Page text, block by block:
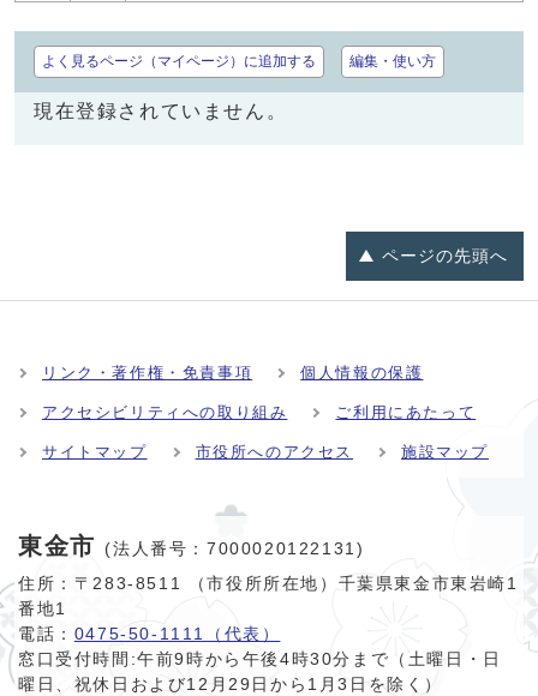
よく見るページ（マイページ）に追加する 編集・使い方
現在登録されていません。
ページの先頭へ
リンク・著作権・免責事項 個人情報の保護
アクセシビリティへの取り組み ご利用にあたって
サイトマップ 市役所へのアクセス 施設マップ
東金市
(法人番号：7000020122131)
住所：〒283-8511 （市役所所在地）千葉県東金市東岩崎1
番地1
電話： 0475-50-1111（代表）
窓口受付時間:午前9時から午後4時30分まで（土曜日・日
曜日、祝休日および12月29日から1月3日を除く）